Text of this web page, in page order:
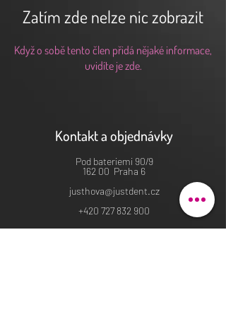
Zatím zde nelze nic zobrazit
Když o sobě tento člen přidá nějaké informace,
uvidíte je zde.
Kontakt a objednávky
Pod bateriemi 90/9
162 00 Praha 6
justhova@justdent.cz
+420 727 832 900